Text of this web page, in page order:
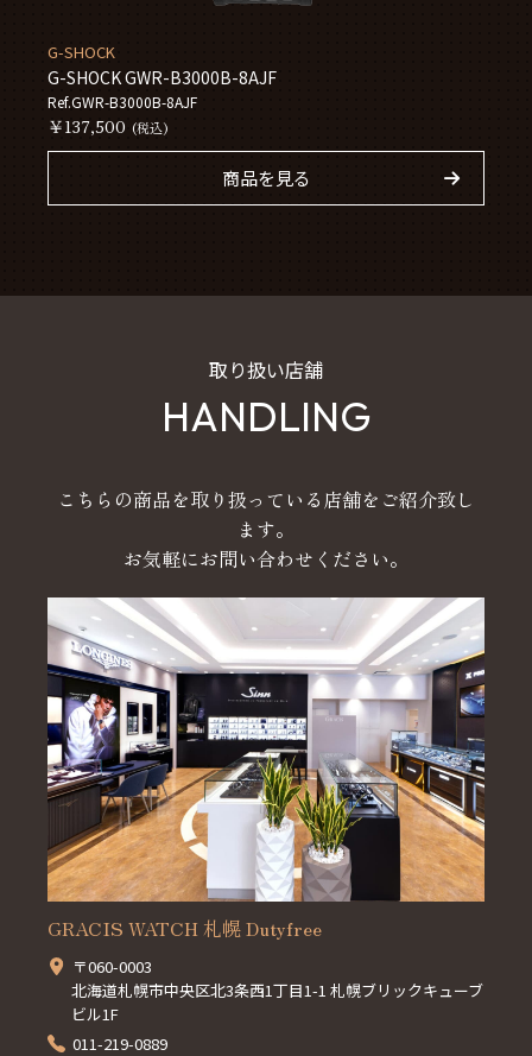
G-SHOCK
G-SHOCK GWR-B3000B-8AJF
Ref.GWR-B3000B-8AJF
￥137,500 (税込)
商品を見る
取り扱い店舗
HANDLING
こちらの商品を取り扱っている店舗をご紹介致し
ます。
お気軽にお問い合わせください。
GRACIS WATCH 札幌 Dutyfree
〒060-0003
北海道札幌市中央区北3条西1丁目1-1 札幌ブリックキューブ
ビル1F
011-219-0889